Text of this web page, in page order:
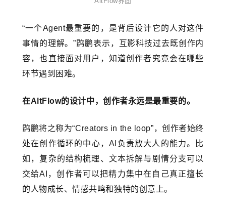
“一个Agent最重要的，是背后设计它的人对这件
事情的理解。”鹍鹏表示，互影科技过去既创作内
容，也直接面对用户，知道创作者究竟会在哪些
环节遇到困难。
在AltFlow的设计中，创作者永远是最重要的。
鹍鹏将之称为“Creators in the loop”，创作者始终
处在创作循环的中心，AI负责放大人的能力。比
如，复杂的结构梳理、文本拆解与剧情分支可以
交给AI，创作者可以把精力集中在自己真正擅长
的人物成长、情感共鸣和独特的创意上。